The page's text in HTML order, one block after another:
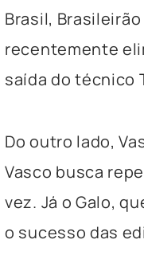
Brasil,
recentemente
saída do técnico
Do outro lado,
Vasco busca
vez. Já o Galo,
o sucesso das